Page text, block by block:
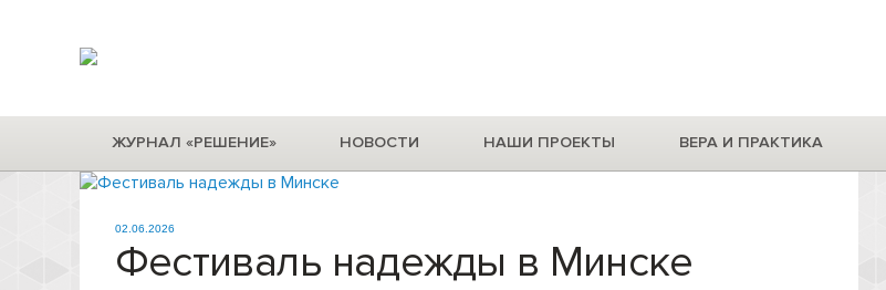
ЖУРНАЛ «РЕШЕНИЕ» НОВОСТИ НАШИ ПРОЕКТЫ ВЕРА И ПРАКТИКА
02.06.2026
Фестиваль надежды в Минске